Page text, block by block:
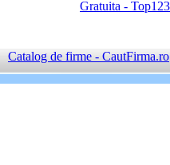
Catalog de firme - CautFirma.ro